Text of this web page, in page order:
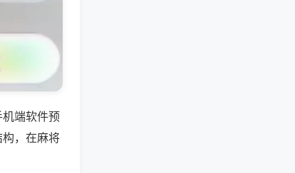
端软件预
，在麻将